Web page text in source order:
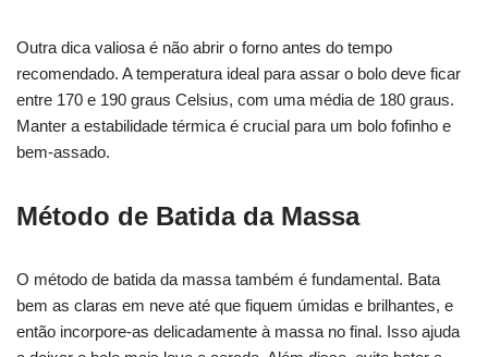
Outra dica valiosa é não abrir o forno antes do tempo
recomendado. A temperatura ideal para assar o bolo deve ficar
entre 170 e 190 graus Celsius, com uma média de 180 graus.
Manter a estabilidade térmica é crucial para um bolo fofinho e
bem-assado.
Método de Batida da Massa
O método de batida da massa também é fundamental. Bata
bem as claras em neve até que fiquem úmidas e brilhantes, e
então incorpore-as delicadamente à massa no final. Isso ajuda